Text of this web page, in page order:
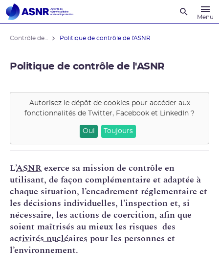
Menu
Politique de contrôle de l'ASNR
Politique de contrôle de l'ASNR
Autorisez le dépôt de cookies pour accéder aux
fonctionnalités de Twitter, Facebook et LinkedIn ?
Oui Toujours
L’ASNRexerce sa mission de contrôle en
utilisant, de façon complémentaire et adaptée à
chaque situation, l’encadrement réglementaire et
les décisions individuelles, l’inspection et, si
nécessaire, les actions de coercition, afin que
soient maîtrisés au mieux les risques des
activités nucléaires pour les personnes et
l’environnement.